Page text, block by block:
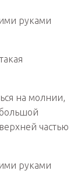
на молнии,
частью